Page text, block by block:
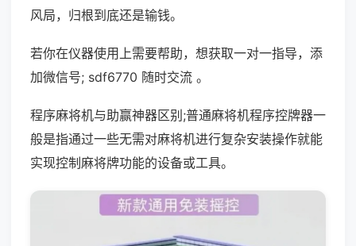
风局，归根到底还是输钱。
若你在仪器使用上需要帮助，想获取一对一指导，添
加微信号; sdf6770 随时交流 。
程序麻将机与助赢神器区别;普通麻将机程序控牌器一
般是指通过一些无需对麻将机进行复杂安装操作就能
实现控制麻将牌功能的设备或工具。